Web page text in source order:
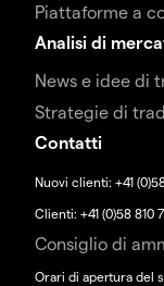
Piattaforme a
Analisi di
News e idee di
Strategie di
Contatti
Nuovi clienti: +41
Clienti: +41 (0)58 810
Consiglio di
Orari di apertura del